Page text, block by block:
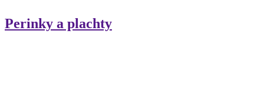
Perinky a plachty